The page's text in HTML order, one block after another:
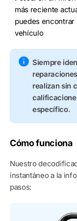
más reciente
puedes encontrar
vehículo
Siempre
realizan sin
específico.
Cómo funciona
Nuestro
instantáneo a la
pasos: